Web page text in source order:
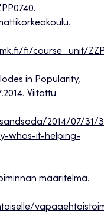
fi/course_unit/
in Popularity,
Viitattu
2014/07/31/
whos-it-helping-
määritelmä.